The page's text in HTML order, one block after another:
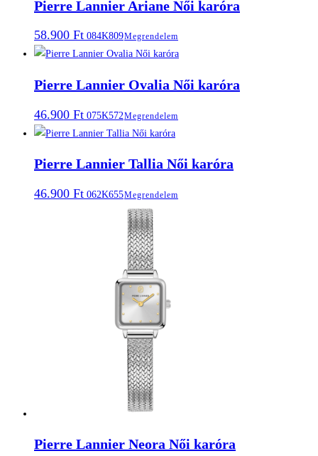
Pierre Lannier Ariane Női karóra
58.900 Ft 084K809Megrendelem
Pierre Lannier Ovalia Női karóra
46.900 Ft 075K572Megrendelem
Pierre Lannier Tallia Női karóra
46.900 Ft 062K655Megrendelem
Pierre Lannier Neora Női karóra